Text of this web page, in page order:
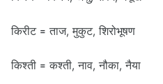
किरीट = ताज, मुकुट, शिरोभूषण
किश्ती = कश्ती, नाव, नौका, नैया